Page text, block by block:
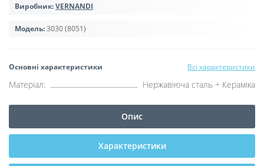
Виробник:VERNANDI
Модель:3030 (8051)
Основні характеристики Всі характеристики
Матеріал: Нержавіюча сталь + Кераміка
Опис
Характеристики